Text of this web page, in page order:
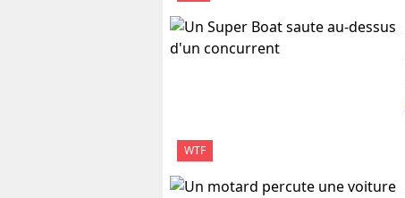
WTF